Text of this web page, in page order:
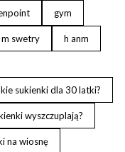
gym
m swetry h anm
sukienki dla 30 latki?
wyszczuplają?
na wiosnę